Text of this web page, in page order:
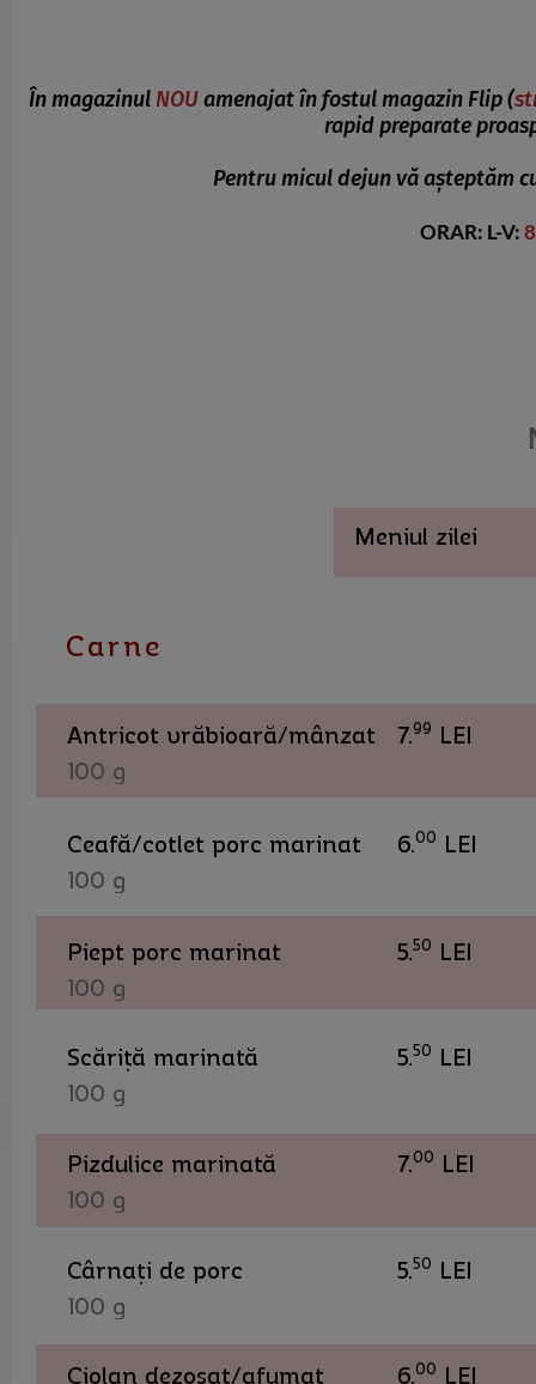
În magazinulNOUamenajat în fostul magazin Flip (
rapid preparate
Pentru micul dejun vă așteptăm
ORAR: L-V:
Meniul zilei
Carne
Antricot vrăbioară/mânzat
100 g
7.99 LEI
Ceafă/cotlet porc marinat
100 g
6.00 LEI
Piept porc marinat
100 g
5.50 LEI
Scăriță marinată
100 g
5.50 LEI
Pizdulice marinată
100 g
7.00 LEI
Cârnați de porc
100 g
5.50 LEI
Ciolan dezosat/afumat
6.00 LEI